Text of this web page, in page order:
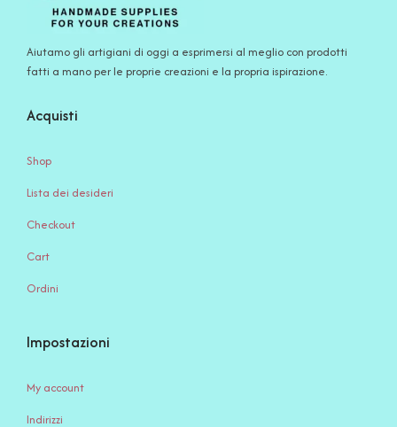
Aiutamo gli artigiani di oggi a esprimersi al meglio con prodotti
fatti a mano per le proprie creazioni e la propria ispirazione.
Acquisti
Shop
Lista dei desideri
Checkout
Cart
Ordini
Impostazioni
My account
Indirizzi